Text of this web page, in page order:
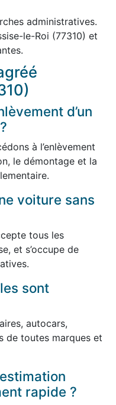
administratives.
le-Roi (77310) et
d’un
à l’enlèvement
le démontage et la
voiture sans
tous les
et s’occupe de
sont
autocars,
de toutes marques et
rapide ?